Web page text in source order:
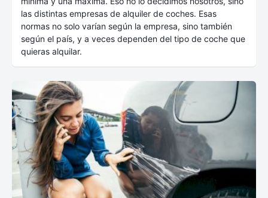
las distintas empresas de alquiler de coches. Esas
normas no solo varían según la empresa, sino también
según el país, y a veces dependen del tipo de coche que
quieras alquilar.